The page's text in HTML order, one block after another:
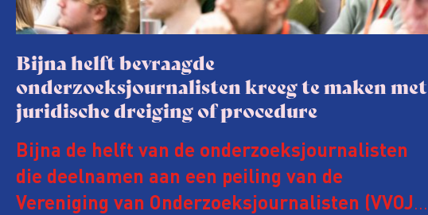
Bijna helft bevraagde
onderzoeksjournalisten kreeg te maken met
juridische dreiging of procedure
Bijna de helft van de onderzoeksjournalisten
die deelnamen aan een peiling van de
Vereniging van Onderzoeksjournalisten (VVOJ)